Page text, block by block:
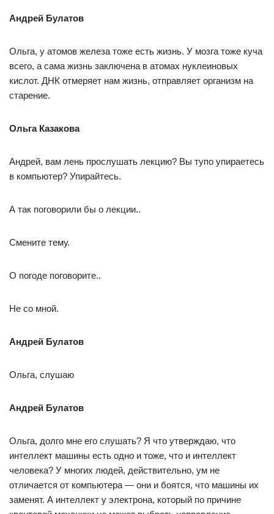
Андрей Булатов
Ольга, у атомов железа тоже есть жизнь. У мозга тоже куча
всего, а сама жизнь заключена в атомах нуклеиновых
кислот. ДНК отмеряет нам жизнь, отправляет организм на
старение.
Ольга Казакова
Андрей, вам лень прослушать лекцию? Вы тупо упираетесь
в компьютер? Упирайтесь.
А так поговорили бы о лекции..
Смените тему.
О погоде поговорите..
Не со мной.
Андрей Булатов
Ольга, слушаю
Андрей Булатов
Ольга, долго мне его слушать? Я что утверждаю, что
интеллект машины есть одно и тоже, что и интеллект
человека? У многих людей, действительно, ум не
отличается от компьютера — они и боятся, что машины их
заменят. А интеллект у электрона, который по причине